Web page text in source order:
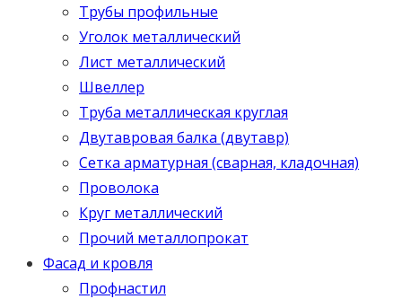
Трубы профильные
Уголок металлический
Лист металлический
Швеллер
Труба металлическая круглая
Двутавровая балка (двутавр)
Сетка арматурная (сварная, кладочная)
Проволока
Круг металлический
Прочий металлопрокат
Фасад и кровля
Профнастил